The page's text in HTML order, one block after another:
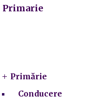
Primarie
Primărie
Conducere